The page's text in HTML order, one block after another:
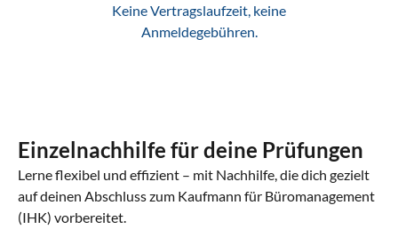
Keine Vertragslaufzeit, keine
Anmeldegebühren.
Einzelnachhilfe für deine Prüfungen
Lerne flexibel und effizient – mit Nachhilfe, die dich gezielt
auf deinen Abschluss zum Kaufmann für Büromanagement
(IHK) vorbereitet.